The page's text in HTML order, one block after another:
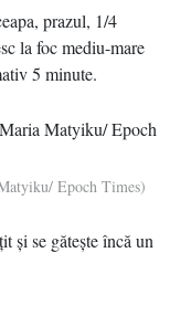
prazul, 1/4
la foc mediu-mare
5 minute.
Epoch Times)
şi se găteşte încă un